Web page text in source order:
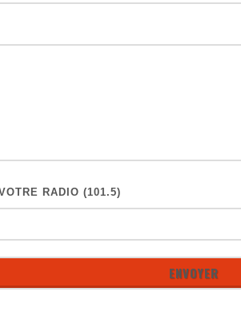
RADIO (101.5)